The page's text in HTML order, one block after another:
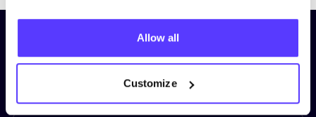
Allow all
Customize
Inscrivez-vous à notre lettre
d’information et restez informé !